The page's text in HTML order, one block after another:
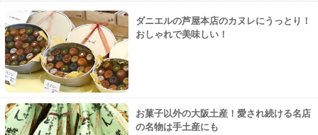
ダニエルの芦屋本店のカヌレにうっとり！
おしゃれで美味しい！
お菓子以外の大阪土産！愛され続ける名店
の名物は手土産にも